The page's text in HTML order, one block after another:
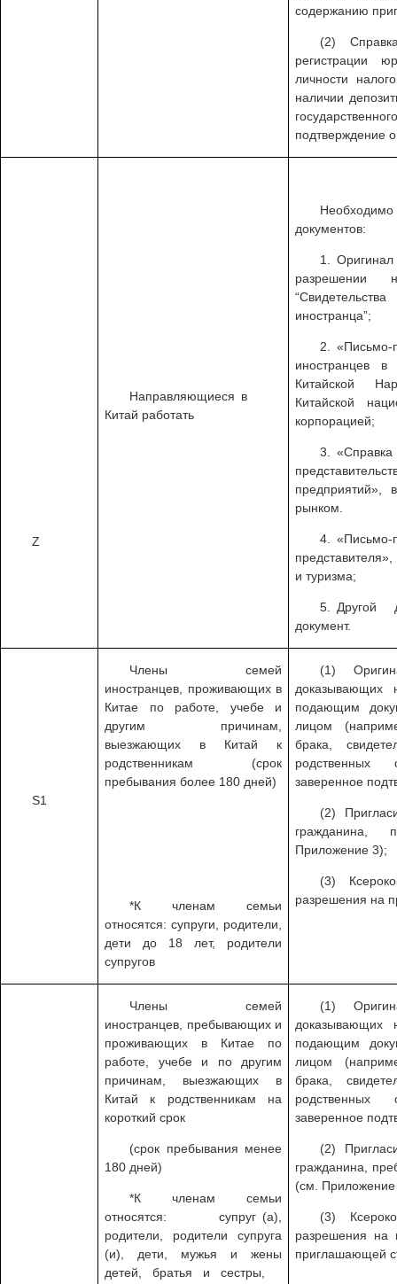
содержанию
(2)
регистрации
личности
наличии
подтверждение
Z
Направляющиеся в
Китай работать
документов:
1.
разрешении
иностранца”;
2.
иностранцев
Китайской
Китайской
корпорацией;
3.
предприятий»,
рынком.
4.
и туризма;
5. Другой
документ.
S1
Члены семей
иностранцев, проживающих в
Китае по работе, учебе и
другим причинам,
выезжающих в Китай к
родственникам (срок
пребывания более 180 дней)
*К членам семьи
относятся: супруги, родители,
дети до 18 лет, родители
супругов
(1)
доказывающих
подающим
лицом
брака,
родственных
заверенное
(2)
Приложение 3);
(3)
разрешения на
Члены семей
иностранцев, пребывающих и
проживающих в Китае по
работе, учебе и по другим
причинам, выезжающих в
Китай к родственникам на
короткий срок
(срок пребывания менее
180 дней)
*К членам семьи
относятся: супруг (а),
родители, родители супруга
(и), дети, мужья и жены
детей, братья и сестры,
(1)
доказывающих
подающим
лицом
брака,
родственных
заверенное
(2)
гражданина,
(см.
(3)
разрешения на
приглашающей